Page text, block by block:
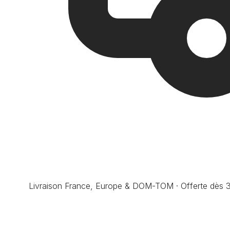
Livraison France, Europe & DOM-TOM · Offerte dès